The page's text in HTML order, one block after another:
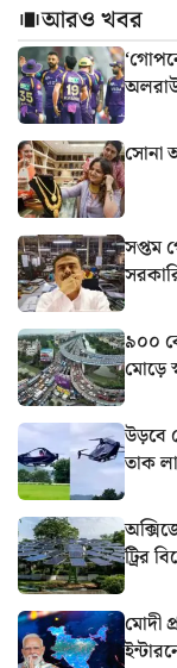
আরও খবর
সোনা
সপ্তম
৯০০
মোড়ে
উড়বে
তাক
ট্রির
মোদী